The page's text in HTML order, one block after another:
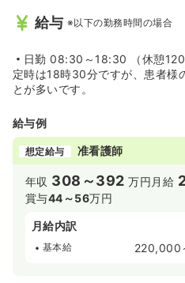
給与 ※以下の勤務時間の場合
日勤 08:30～18:30 （休憩120
定時は18時30分ですが、患者様
とが多いです。
給与例
想定給与 准看護師
年収 308～392 万円 月給
賞与44～56万円
月給内訳
基本給 220,000